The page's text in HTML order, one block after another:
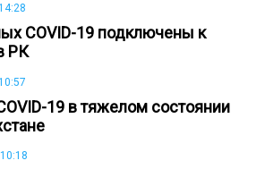
14:28
COVID-19 подключены к
РК
10:57
19 в тяжелом состоянии
10:18